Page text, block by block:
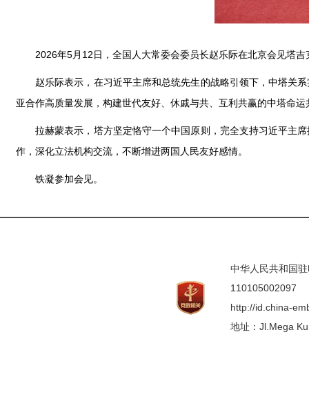
2026年5月12日，全国人大常委会委员长赵乐际在北京会见塔
赵乐际表示，在习近平主席和总统先生的战略引领下，中塔关
亚合作高质量发展，构建世代友好、休戚与共、互利共赢的中塔命
拉赫蒙表示，塔方坚定恪守一个中国原则，完全支持习近平主
作，深化立法机构交流，不断增进两国人民友好感情。
铁凝参加会见。
中华人民共和国
110105002097
http://id.china-
地址：Jl.Mega